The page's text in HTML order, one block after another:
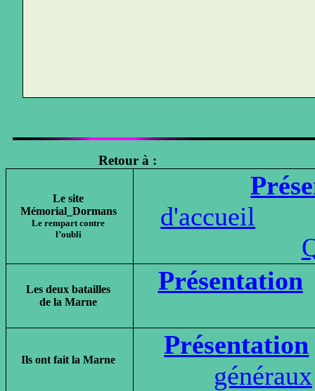
Retour à :
Le site
Mémorial_Dormans
Le rempart contre
l’oubli
d'accueil
Les deux batailles
de la Marne
Présentation
Ils ont fait la Marne
Présentation
généraux